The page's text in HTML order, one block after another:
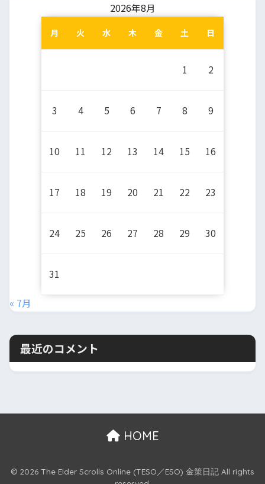
2026年8月
月 火 水 木 金 土 日
1 2
3 4 5 6 7 8 9
10 11 12 13 14 15 16
17 18 19 20 21 22 23
24 25 26 27 28 29 30
31
« 7月
最近のコメント
HOME
© 2026 The Elder Scrolls Online (TESO／ESO) 金策日記 All rights